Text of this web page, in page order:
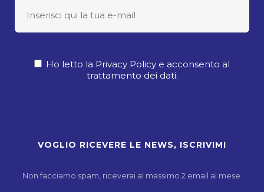
Ho letto la Privacy Policy e acconsento al
trattamento dei dati.
Non facciamo spam, riceverai al massimo 2 email al mese.